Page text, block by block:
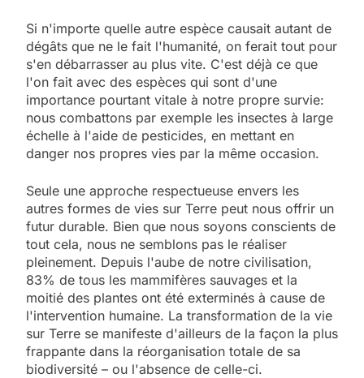
Si n'importe quelle autre espèce causait autant de
dégâts que ne le fait l'humanité, on ferait tout pour
s'en débarrasser au plus vite. C'est déjà ce que
l'on fait avec des espèces qui sont d'une
importance pourtant vitale à notre propre survie:
nous combattons par exemple les insectes à large
échelle à l'aide de pesticides, en mettant en
danger nos propres vies par la même occasion.
Seule une approche respectueuse envers les
autres formes de vies sur Terre peut nous offrir un
futur durable. Bien que nous soyons conscients de
tout cela, nous ne semblons pas le réaliser
pleinement. Depuis l'aube de notre civilisation,
83% de tous les mammifères sauvages et la
moitié des plantes ont été exterminés à cause de
l'intervention humaine. La transformation de la vie
sur Terre se manifeste d'ailleurs de la façon la plus
frappante dans la réorganisation totale de sa
biodiversité – ou l'absence de celle-ci.